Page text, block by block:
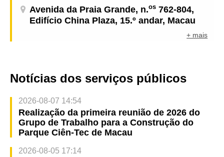
Avenida da Praia Grande, n.os 762-804,
Edifício China Plaza, 15.º andar, Macau
+ mais
Notícias dos serviços públicos
2026-08-07 14:54
Realização da primeira reunião de 2026 do
Grupo de Trabalho para a Construção do
Parque Ciên-Tec de Macau
2026-08-05 17:14